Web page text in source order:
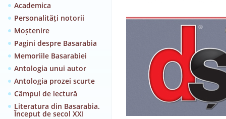
Academica
Personalități notorii
Moștenire
Pagini despre Basarabia
Memoriile Basarabiei
Antologia unui autor
Antologia prozei scurte
Câmpul de lectură
Literatura din Basarabia.
Început de secol XXI